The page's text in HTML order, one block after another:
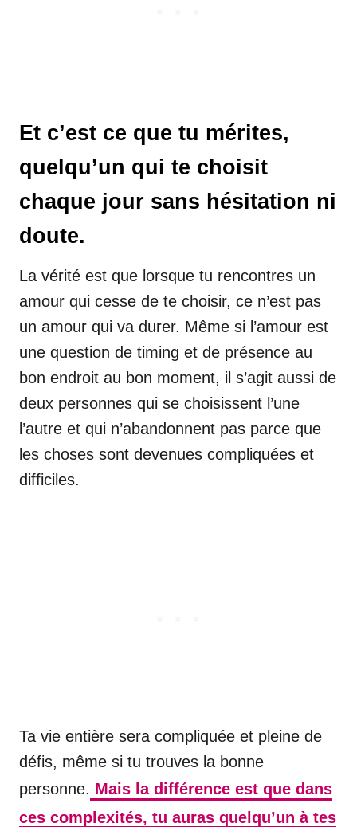
Et c’est ce que tu mérites,
quelqu’un qui te choisit
chaque jour sans hésitation ni
doute.
La vérité est que lorsque tu rencontres un
amour qui cesse de te choisir, ce n’est pas
un amour qui va durer. Même si l’amour est
une question de timing et de présence au
bon endroit au bon moment, il s’agit aussi de
deux personnes qui se choisissent l’une
l’autre et qui n’abandonnent pas parce que
les choses sont devenues compliquées et
difficiles.
Ta vie entière sera compliquée et pleine de
défis, même si tu trouves la bonne
personne. Mais la différence est que dans
ces complexités, tu auras quelqu’un à tes